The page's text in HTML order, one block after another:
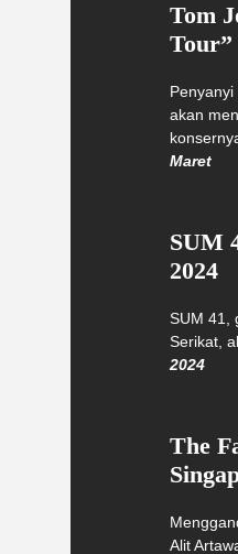
Tom
Tour”
akan
Maret
SUM
2024
SUM 41,
Serikat,
2024
The
Alit